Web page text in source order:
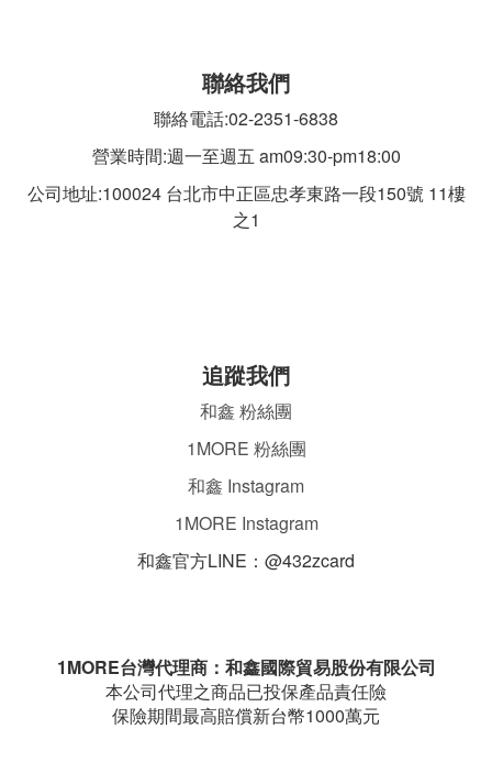
聯絡我們
聯絡電話:02-2351-6838
營業時間:週一至週五 am09:30-pm18:00
公司地址:100024 台北市中正區忠孝東路一段150號 11樓
之1
追蹤我們
和鑫 粉絲團
1MORE 粉絲團
和鑫 Instagram
1MORE Instagram
和鑫官方LINE：@432zcard
1MORE台灣代理商：和鑫國際貿易股份有限公司
本公司代理之商品已投保產品責任險
保險期間最高賠償新台幣1000萬元